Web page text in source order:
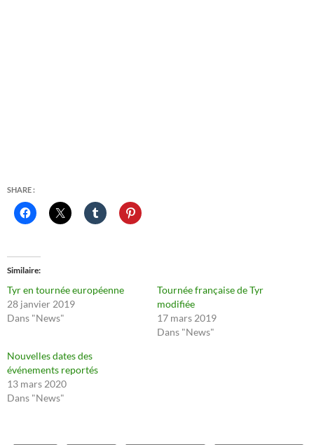
SHARE :
Similaire
Tyr en tournée européenne
28 janvier 2019
Dans "News"
Tournée française de Tyr
modifiée
17 mars 2019
Dans "News"
Nouvelles dates des
événements reportés
13 mars 2020
Dans "News"